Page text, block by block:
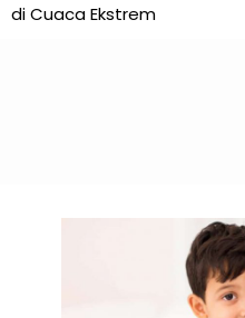
di Cuaca Ekstrem